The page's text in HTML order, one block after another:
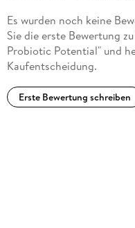
Es wurden noch keine
Sie die erste Bewertung
Probiotic Potential" und
Kaufentscheidung.
Erste Bewertung schreiben